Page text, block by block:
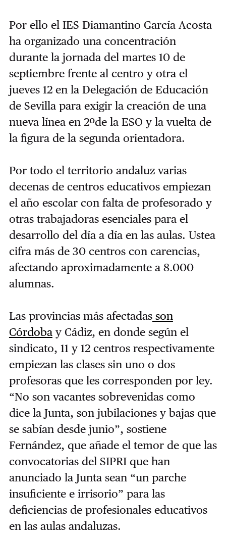
Por ello el IES Diamantino García Acosta
ha organizado una concentración
durante la jornada del martes 10 de
septiembre frente al centro y otra el
jueves 12 en la Delegación de Educación
de Sevilla para exigir la creación de una
nueva línea en 2ºde la ESO y la vuelta de
la figura de la segunda orientadora.
Por todo el territorio andaluz varias
decenas de centros educativos empiezan
el año escolar con falta de profesorado y
otras trabajadoras esenciales para el
desarrollo del día a día en las aulas. Ustea
cifra más de 30 centros con carencias,
afectando aproximadamente a 8.000
alumnas.
Las provincias más afectadasson
Córdobay Cádiz, en donde según el
sindicato, 11 y 12 centros respectivamente
empiezan las clases sin uno o dos
profesoras que les corresponden por ley.
“No son vacantes sobrevenidas como
dice la Junta, son jubilaciones y bajas que
se sabían desde junio”, sostiene
Fernández, que añade el temor de que las
convocatorias del SIPRI que han
anunciado la Junta sean “un parche
insuficiente e irrisorio” para las
deficiencias de profesionales educativos
en las aulas andaluzas.